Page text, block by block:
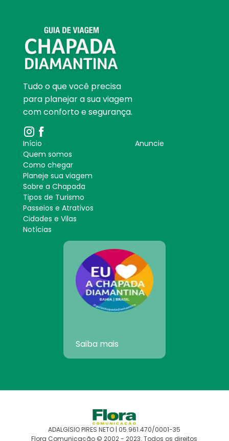
Tudo o que você precisa
para planejar a sua viagem
com conforto e segurança.
Início
Quem somos
Como chegar
Planeje sua viagem
Sobre a Chapada
Tipos de Turismo
Passeios e Atrativos
Cidades e Vilas
Notícias
Anuncie
Saiba mais
ADALGISIO PIRES NETO | 05.961.470/0001-35
Flora Comunicação © 2002 - 2023. Todos os direitos